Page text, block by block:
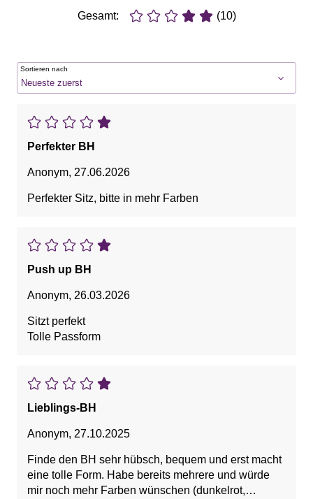
Gesamt: (10)
Sortieren nach
Perfekter BH
Anonym, 27.06.2026
Perfekter Sitz, bitte in mehr Farben
Push up BH
Anonym, 26.03.2026
Sitzt perfekt
Tolle Passform
Lieblings-BH
Anonym, 27.10.2025
Finde den BH sehr hübsch, bequem und erst macht
eine tolle Form. Habe bereits mehrere und würde
mir noch mehr Farben wünschen (dunkelrot,